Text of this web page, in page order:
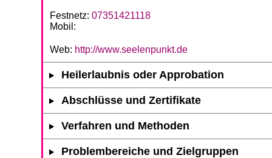
Festnetz: 07351421118
Mobil:
Web: http://www.seelenpunkt.de
Heilerlaubnis oder Approbation
Abschlüsse und Zertifikate
Verfahren und Methoden
Problembereiche und Zielgruppen